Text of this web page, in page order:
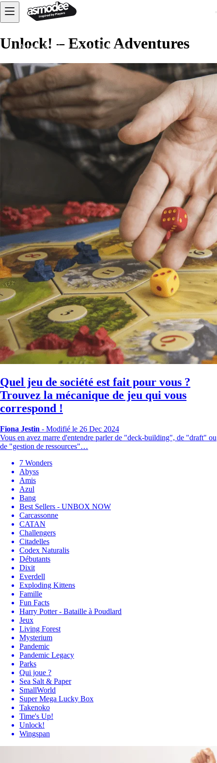
Accueil Unlock! – Exotic Adventures
Unlock! – Exotic Adventures
Quel jeu de société est fait pour vous ?
Trouvez la mécanique de jeu qui vous
correspond !
Fiona Jestin - Modifié le 26 Dec 2024
Vous en avez marre d'entendre parler de "deck-building", de "draft" ou
de "gestion de ressources"…
7 Wonders
Abyss
Amis
Azul
Bang
Best Sellers - UNBOX NOW
Carcassonne
CATAN
Challengers
Citadelles
Codex Naturalis
Débutants
Dixit
Everdell
Exploding Kittens
Famille
Fun Facts
Harry Potter - Bataille à Poudlard
Jeux
Living Forest
Mysterium
Pandemic
Pandemic Legacy
Parks
Qui joue ?
Sea Salt & Paper
SmallWorld
Super Mega Lucky Box
Takenoko
Time's Up!
Unlock!
Wingspan